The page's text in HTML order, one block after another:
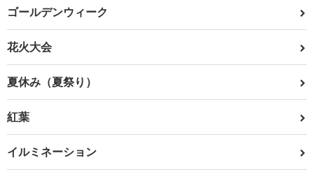
ゴールデンウィーク
花火大会
夏休み（夏祭り）
紅葉
イルミネーション